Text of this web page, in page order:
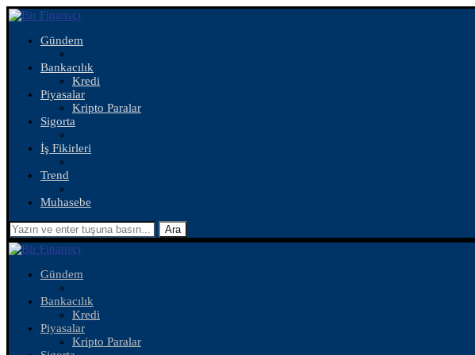
Gündem
Bankacılık
Kredi
Piyasalar
Kripto Paralar
Sigorta
İş Fikirleri
Trend
Muhasebe
Ara
Gündem
Bankacılık
Kredi
Piyasalar
Kripto Paralar